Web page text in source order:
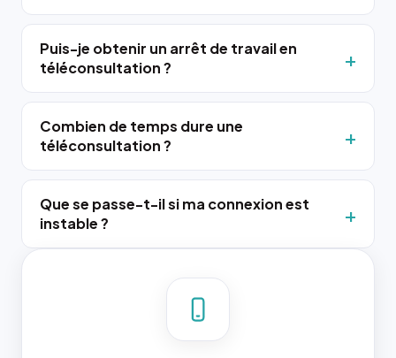
Puis-je obtenir un arrêt de travail en
téléconsultation ?
Combien de temps dure une
téléconsultation ?
Que se passe-t-il si ma connexion est
instable ?